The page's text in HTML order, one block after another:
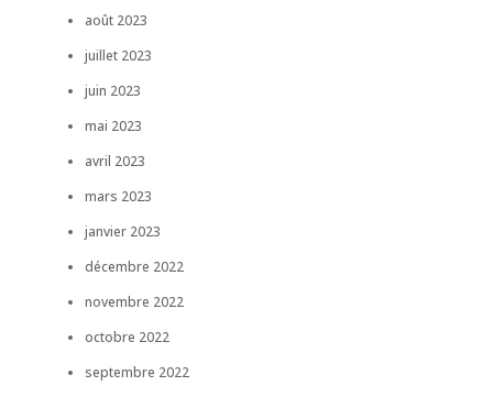
août 2023
juillet 2023
juin 2023
mai 2023
avril 2023
mars 2023
janvier 2023
décembre 2022
novembre 2022
octobre 2022
septembre 2022